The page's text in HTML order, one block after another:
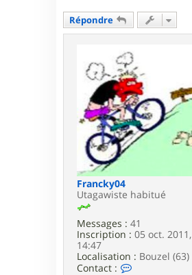
Répondre
Francky04
Utagawiste habitué
Messages : 41
Inscription : 05 oct. 2011,
14:47
Localisation : Bouzel (63)
Contact :